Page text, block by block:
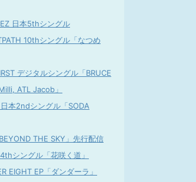
日本5thシングル
10thシングル「なつめ
デジタルシングル「BRUCE
ATL Jacob」
本2ndシングル「SODA
THE SKY」先行配信
シングル「花咲く道」
EIGHT EP「ダンダーラ」